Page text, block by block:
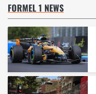
FORMEL 1 NEWS